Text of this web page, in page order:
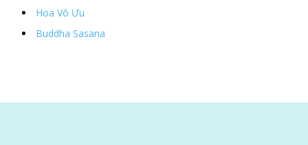
Hoa Vô Ưu
Buddha Sasana